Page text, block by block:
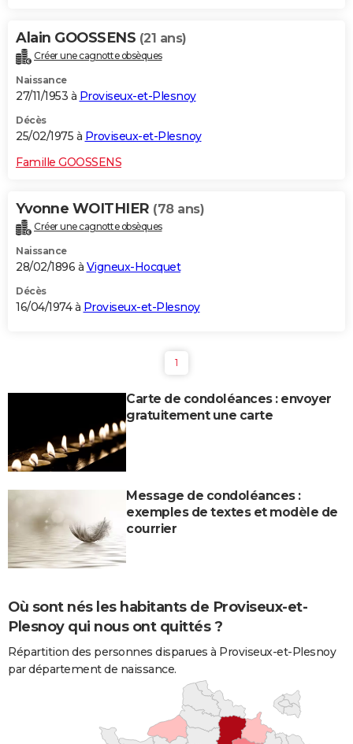
Alain GOOSSENS (21 ans)
Créer une cagnotte obsèques
Naissance
27/11/1953 à Proviseux-et-Plesnoy
Décès
25/02/1975 à Proviseux-et-Plesnoy
Famille GOOSSENS
Yvonne WOITHIER (78 ans)
Créer une cagnotte obsèques
Naissance
28/02/1896 à Vigneux-Hocquet
Décès
16/04/1974 à Proviseux-et-Plesnoy
1
Carte de condoléances : envoyer
gratuitement une carte
Message de condoléances :
exemples de textes et modèle de
courrier
Où sont nés les habitants de Proviseux-et-
Plesnoy qui nous ont quittés ?
Répartition des personnes disparues à Proviseux-et-Plesnoy
par département de naissance.